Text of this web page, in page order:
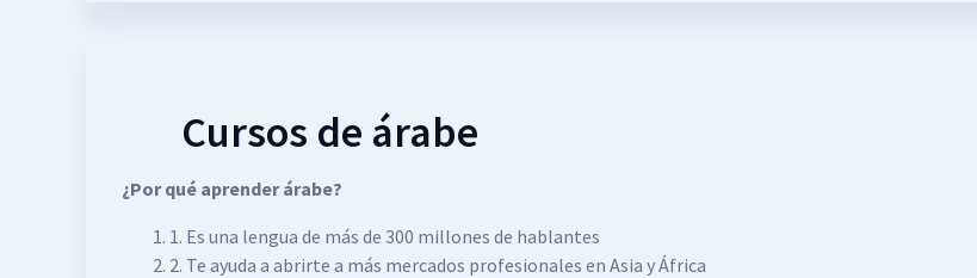
Cursos de árabe
¿Por qué aprender árabe?
1. Es una lengua de más de 300 millones de hablantes
2. Te ayuda a abrirte a más mercados profesionales en Asia y África